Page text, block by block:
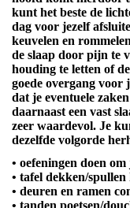
kunt het beste de
dag voor jezelf
keuvelen en
de slaap door pijn te
houding te letten of
goede overgang voor
dat je eventuele
daarnaast een vast
zeer waardevol. Je
dezelfde volgorde
• oefeningen doen
• tafel dekken/
• deuren en ramen
• tanden poetsen/